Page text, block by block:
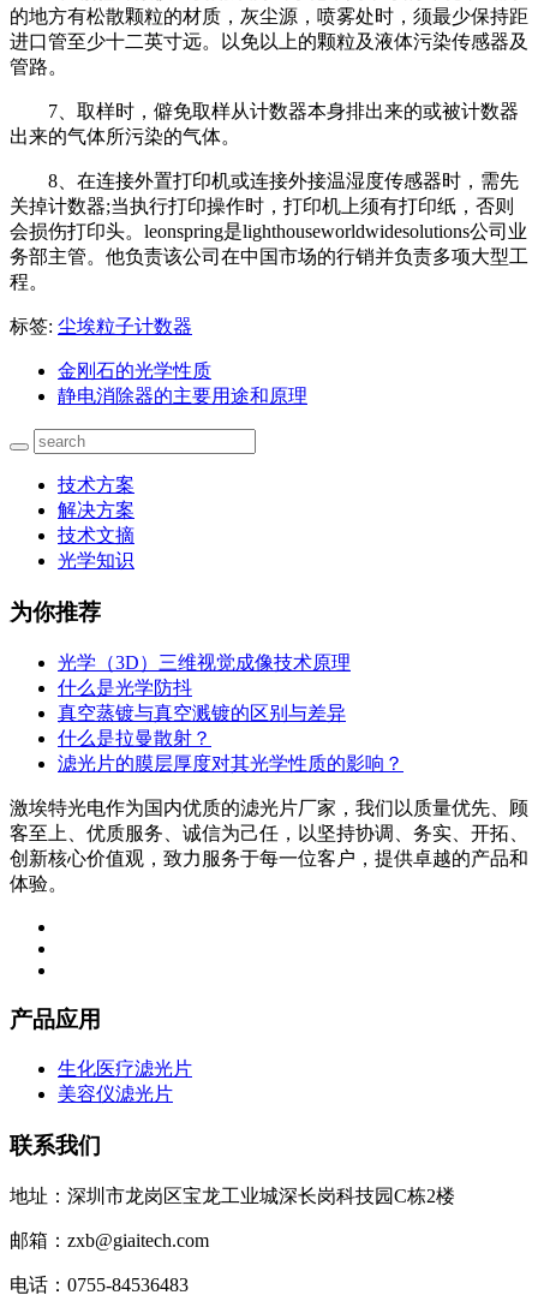
的地方有松散颗粒的材质，灰尘源，喷雾处时，须最少保持距
进口管至少十二英寸远。以免以上的颗粒及液体污染传感器及
管路。
7、取样时，僻免取样从计数器本身排出来的或被计数器
出来的气体所污染的气体。
8、在连接外置打印机或连接外接温湿度传感器时，需先
关掉计数器;当执行打印操作时，打印机上须有打印纸，否则
会损伤打印头。leonspring是lighthouseworldwidesolutions公司业
务部主管。他负责该公司在中国市场的行销并负责多项大型工
程。
标签: 尘埃粒子计数器
金刚石的光学性质
静电消除器的主要用途和原理
技术方案
解决方案
技术文摘
光学知识
为你推荐
光学（3D）三维视觉成像技术原理
什么是光学防抖
真空蒸镀与真空溅镀的区别与差异
什么是拉曼散射？
滤光片的膜层厚度对其光学性质的影响？
激埃特光电作为国内优质的滤光片厂家，我们以质量优先、顾
客至上、优质服务、诚信为己任，以坚持协调、务实、开拓、
创新核心价值观，致力服务于每一位客户，提供卓越的产品和
体验。
产品应用
生化医疗滤光片
美容仪滤光片
联系我们
地址：深圳市龙岗区宝龙工业城深长岗科技园C栋2楼
邮箱：zxb@giaitech.com
电话：0755-84536483